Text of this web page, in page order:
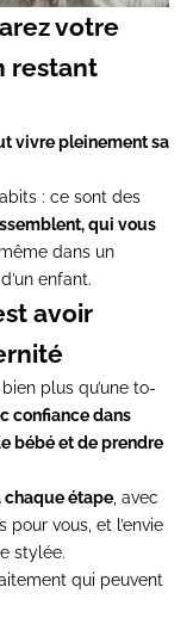
votre
restant
vivre pleinement sa
: ce sont des
qui vous
dans un
enfant.
avoir
plus qu’une to-
confiance dans
bébé et de prendre
chaque étape , avec
vous, et l’envie
stylée.
qui peuvent